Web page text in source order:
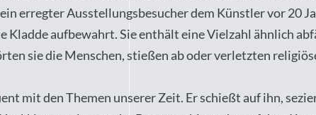
erregter Ausstellungsbesucher dem Künstler vor 20
Kladde aufbewahrt. Sie enthält eine Vielzahl ähnlich
sie die Menschen, stießen ab oder verletzten
mit den Themen unserer Zeit. Er schießt auf ihn,